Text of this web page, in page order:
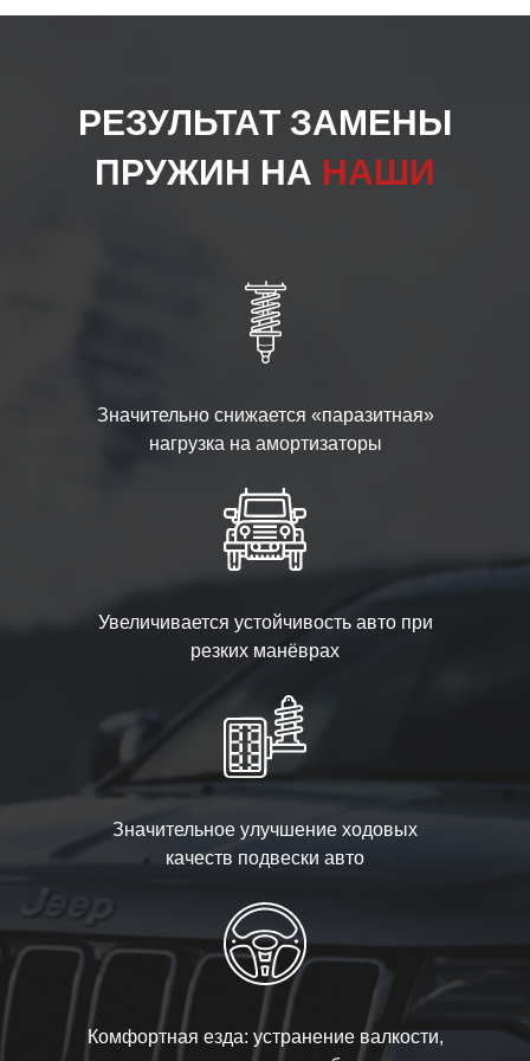
РЕЗУЛЬТАТ ЗАМЕНЫ
ПРУЖИН НА НАШИ
Значительно снижается «паразитная»
нагрузка на амортизаторы
Увеличивается устойчивость авто при
резких манёврах
Значительное улучшение ходовых
качеств подвески авто
Комфортная езда: устранение валкости,